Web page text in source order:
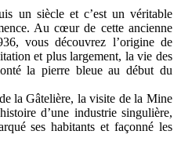
un siècle et c’est un véritable
Au cœur de cette ancienne
vous découvrez l’origine de
et plus largement, la vie des
la pierre bleue au début du
la Gâtelière, la visite de la Mine
d’une industrie singulière,
ses habitants et façonné les